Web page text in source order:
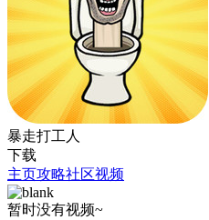
暴走打工人
下载
主页攻略社区视频
暂时没有视频~